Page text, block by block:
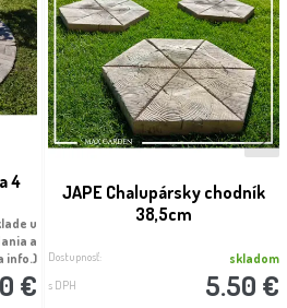
4
u
a
info.)
€
JAPE Chalupársky chodník
38,5cm
Dostupnosť: skladom
s DPH 5.50 €